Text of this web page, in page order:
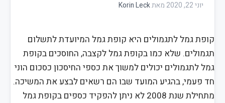
יוני 22, 2020 מאתKorin Leck
קופת גמל לתגמולים היא קופת גמל המיועדת לתשלום
תגמולים. שלא כמו בקופת גמל לקצבה, החוסכים בקופת
גמל לתגמולים יכולים למשוך את כספי החיסכון כסכום הוני
חד פעמי, בהגיע המועד שבו הם רשאים לבצע את המשיכה.
מתחילת שנת 2008 לא ניתן להפקיד כספים בקופת גמל